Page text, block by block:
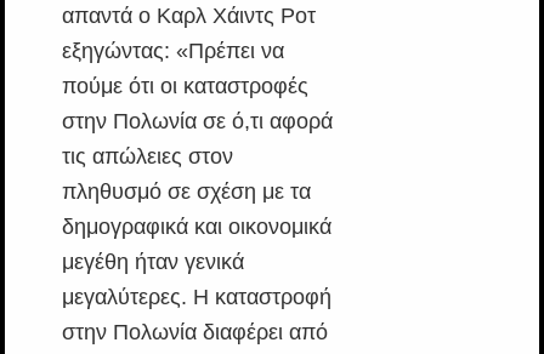
απαντά ο Καρλ Χάιντς Ροτ
εξηγώντας: «Πρέπει να
πούμε ότι οι καταστροφές
στην Πολωνία σε ό,τι αφορά
τις απώλειες στον
πληθυσμό σε σχέση με τα
δημογραφικά και οικονομικά
μεγέθη ήταν γενικά
μεγαλύτερες. Η καταστροφή
στην Πολωνία διαφέρει από